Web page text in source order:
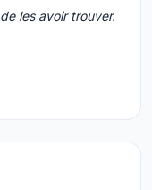
les avoir trouver.